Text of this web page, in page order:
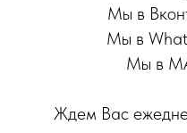
Мы в
Мы в
Мы в
Ждем Вас